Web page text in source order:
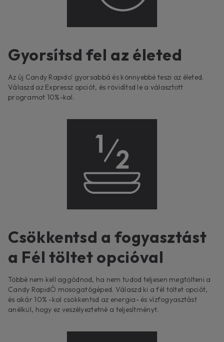
Gyorsítsd fel az életed
Az új Candy Rapido' gyorsabbá és könnyebbé teszi az életed.
Válaszd az Expressz opciót, és rövidítsd le a választott
programot 10%-kal.
Csökkentsd a fogyasztást
a Fél töltet opcióval
Többé nem kell aggódnod, ha nem tudod teljesen megtölteni a
Candy RapidÓ mosogatógéped. Válaszd ki a fél töltet opciót,
és akár 10% -kal csökkentsd az energia- és vízfogyasztást
anélkül, hogy ez veszélyeztetné a teljesítményt.